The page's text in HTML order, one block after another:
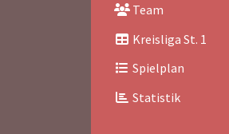
Team
Kreisliga St. 1
Spielplan
Statistik